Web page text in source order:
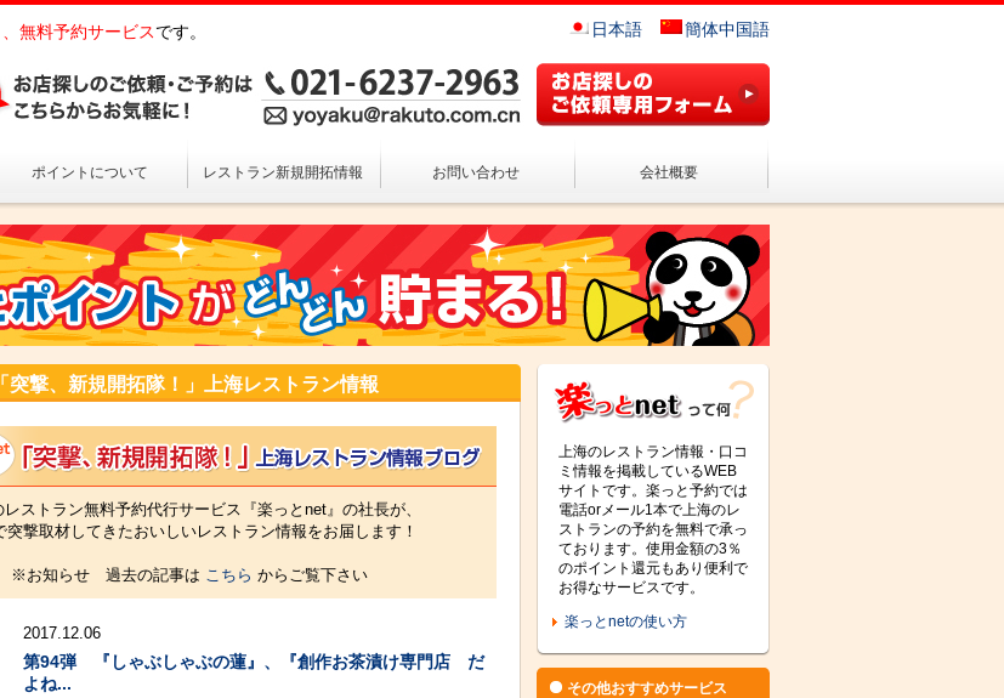
日本語 簡体中国語
無料予約サービスです。
ポイントについて レストラン新規開拓情報 お問い合わせ 会社概要
突撃、新規開拓隊！」上海レストラン情報
レストラン無料予約代行サービス『楽っとnet』の社長が、
突撃取材してきたおいしいレストラン情報をお届します！
※お知らせ 過去の記事は こちら からご覧下さい
2017.12.06
第94弾 『しゃぶしゃぶの蓮』、『創作お茶漬け専門店 だ
よね...
上海のレストラン情報・口コ
ミ情報を掲載しているWEB
サイトです。楽っと予約では
電話orメール1本で上海のレ
ストランの予約を無料で承っ
ております。使用金額の3％
のポイント還元もあり便利で
お得なサービスです。
楽っとnetの使い方
その他おすすめサービス